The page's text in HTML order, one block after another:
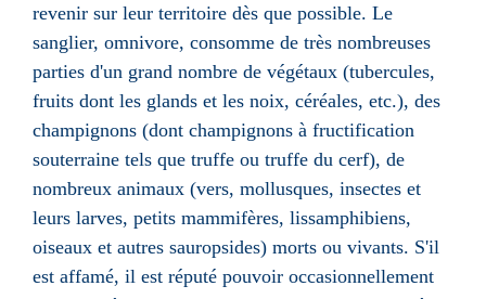
revenir sur leur territoire dès que possible. Le
sanglier, omnivore, consomme de très nombreuses
parties d'un grand nombre de végétaux (tubercules,
fruits dont les glands et les noix, céréales, etc.), des
champignons (dont champignons à fructification
souterraine tels que truffe ou truffe du cerf), de
nombreux animaux (vers, mollusques, insectes et
leurs larves, petits mammifères, lissamphibiens,
oiseaux et autres sauropsides) morts ou vivants. S'il
est affamé, il est réputé pouvoir occasionnellement